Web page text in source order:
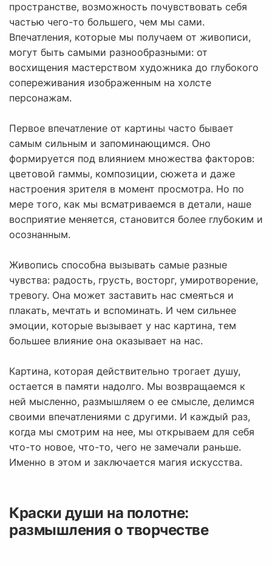
пространстве, возможность почувствовать себя
частью чего-то большего, чем мы сами.
Впечатления, которые мы получаем от живописи,
могут быть самыми разнообразными: от
восхищения мастерством художника до глубокого
сопереживания изображенным на холсте
персонажам.
Первое впечатление от картины часто бывает
самым сильным и запоминающимся. Оно
формируется под влиянием множества факторов:
цветовой гаммы, композиции, сюжета и даже
настроения зрителя в момент просмотра. Но по
мере того, как мы всматриваемся в детали, наше
восприятие меняется, становится более глубоким и
осознанным.
Живопись способна вызывать самые разные
чувства: радость, грусть, восторг, умиротворение,
тревогу. Она может заставить нас смеяться и
плакать, мечтать и вспоминать. И чем сильнее
эмоции, которые вызывает у нас картина, тем
большее влияние она оказывает на нас.
Картина, которая действительно трогает душу,
остается в памяти надолго. Мы возвращаемся к
ней мысленно, размышляем о ее смысле, делимся
своими впечатлениями с другими. И каждый раз,
когда мы смотрим на нее, мы открываем для себя
что-то новое, что-то, чего не замечали раньше.
Именно в этом и заключается магия искусства.
Краски души на полотне:
размышления о творчестве